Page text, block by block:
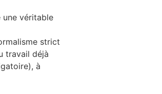
une véritable
strict
travail déjà
à